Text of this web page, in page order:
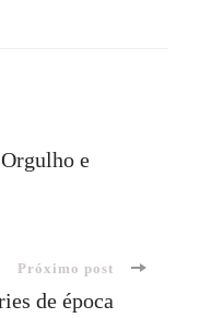
e
Próximo post
de época